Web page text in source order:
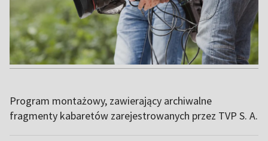
Program montażowy, zawierający archiwalne
fragmenty kabaretów zarejestrowanych przez TVP S. A.